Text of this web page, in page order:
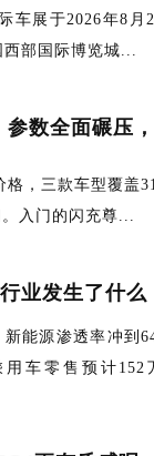
车展于2026年8月
部国际博览城...
参数全面碾压
格，三款车型覆盖
入门的闪充尊...
业发生了什么
能源渗透率冲到
车零售预计152